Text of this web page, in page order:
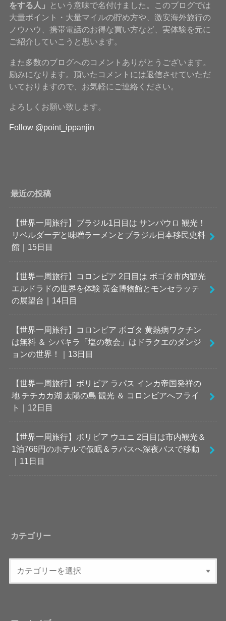
をする人」
という意味で名付けました。このブログでは
大量ポイント・大量マイルの貯め方や、激安海外旅行の
ノウハウ、携帯電話のお得な買い方など、実体験を元に
ご紹介していこうと思います。
また多数のブログへのコメントありがとうございます。
励みになります。頂いたコメントには返信させていただ
いておりますので、お気軽にご連絡ください。
よろしくお願い致します。
Follow @point_ippanjin
最近の投稿
【世界一周旅行】ブラジル1日目は サンパウロ 観光！
リベルダーデと味噌ラーメンとブラジル日本移民史料
館｜15日目
【世界一周旅行】コロンビア 2日目は ボゴタ市内観光
エルドラドの世界を体験 黄金博物館とモンセラッテ
の展望台｜14日目
【世界一周旅行】コロンビア ボゴタ 黄熱病ワクチン
は無料 ＆ シパキラ「塩の教会」はドラクエのダンジ
ョンの世界！｜13日目
【世界一周旅行】ボリビア ラパス インカ帝国発祥の
地 チチカカ湖 太陽の島 観光 ＆ コロンビアへフライ
ト｜12日目
【世界一周旅行】ボリビア ウユニ 2日目は市内観光＆
1泊766円のホテルで仮眠＆ラパスへ深夜バスで移動
｜11日目
カテゴリー